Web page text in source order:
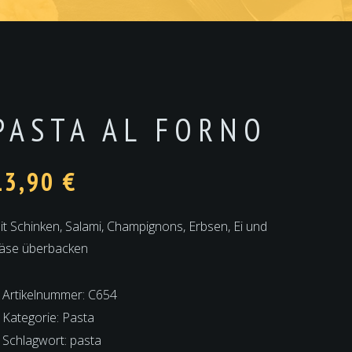
AL FORNO
€
Schinken, Salami, Champignons, Erbsen, Ei und
überbacken
Artikelnummer: C654
Kategorie: Pasta
Schlagwort: pasta